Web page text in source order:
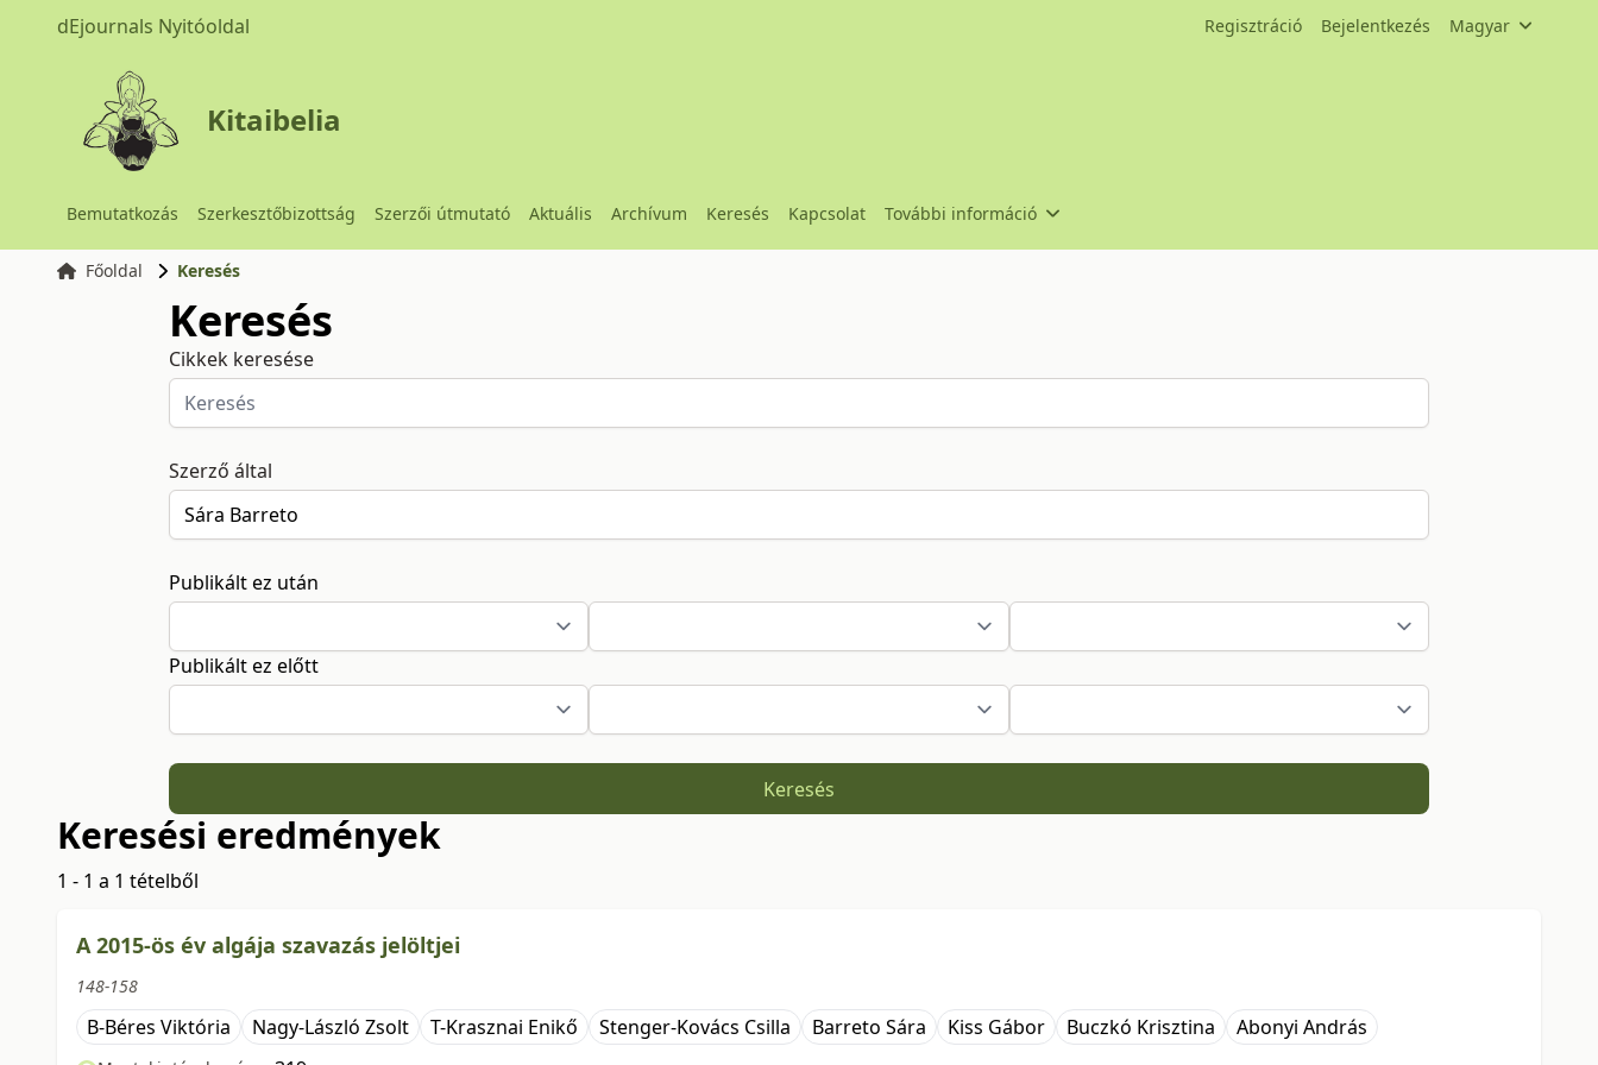
dEjournals Nyitóoldal Regisztráció Bejelentkezés Magyar
Kitaibelia
Bemutatkozás Szerkesztőbizottság Szerzői útmutató Aktuális Archívum Keresés Kapcsolat További információ
Főoldal Keresés
Keresés
Cikkek keresése
Szerző által
Publikált ez után
Publikált ez előtt
Keresés
Keresési eredmények
1 - 1 a 1 tételből
A 2015-ös év algája szavazás jelöltjei
148-158
B-Béres Viktória Nagy-László Zsolt T-Krasznai Enikő Stenger-Kovács Csilla Barreto Sára Kiss Gábor Buczkó Krisztina Abonyi András